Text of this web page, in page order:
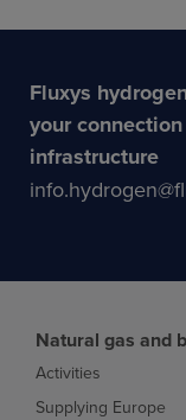
Fluxys
your
infrastructure
Natural gas and
Activities
Supplying Europe